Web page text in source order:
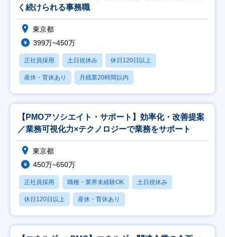
く続けられる事務職
東京都
399万~450万
正社員採用 土日祝休み 休日120日以上
産休・育休あり 月残業20時間以内
【PMOアソシエイト・サポート】効率化・改善提案
／業務可視化力×テクノロジーで業務をサポート
東京都
450万~650万
正社員採用 職種・業界未経験OK 土日祝休み
休日120日以上 産休・育休あり